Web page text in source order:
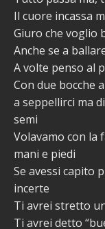
Il cuore incassa
Giuro che voglio
Anche se a
A volte penso al
Con due bocche
a seppellirci ma
semi
Volavamo con la
mani e piedi
Se avessi capito
incerte
Ti avrei stretto
Ti avrei detto